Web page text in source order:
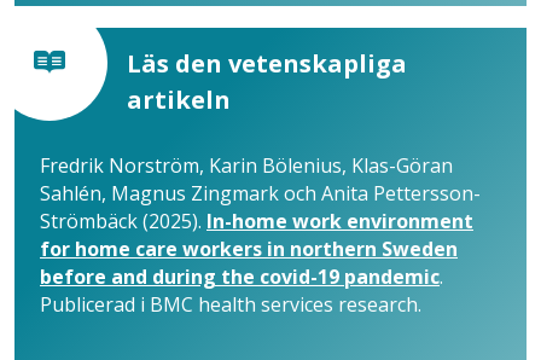
Läs den vetenskapliga
artikeln
Fredrik Norström, Karin Bölenius, Klas-Göran
Sahlén, Magnus Zingmark och Anita Pettersson-
Strömbäck (2025). In-home work environment
for home care workers in northern Sweden
before and during the covid-19 pandemic.
Publicerad i BMC health services research.